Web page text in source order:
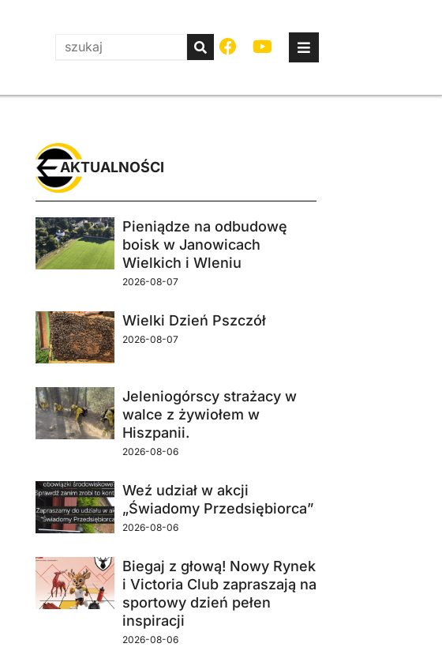
Pieniądze na odbudowę
boisk w Janowicach
Wielkich i Wleniu
2026-08-07
Wielki Dzień Pszczół
2026-08-07
Jeleniogórscy strażacy w
walce z żywiołem w
Hiszpanii.
2026-08-06
Weź udział w akcji
„Świadomy Przedsiębiorca”
2026-08-06
Biegaj z głową! Nowy Rynek
i Victoria Club zapraszają na
sportowy dzień pełen
inspiracji
2026-08-06
AKTUALNOŚCI